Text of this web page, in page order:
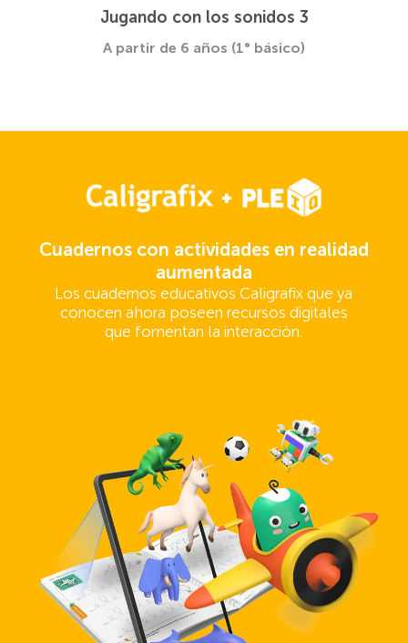
Jugando con los sonidos 3
A partir de 6 años (1° básico)
Cuadernos con actividades en realidad
aumentada
Los cuadernos educativos Caligrafix que ya
conocen ahora poseen recursos digitales
que fomentan la interacción.